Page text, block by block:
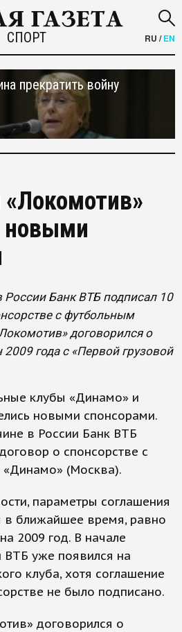
СПОРТ RU /EN
прекратить войну
новыми
России Банк ВТБ подписал 10
с футбольным
договорился о
2009 года с «Первой грузовой
клубы «Динамо» и
новыми спонсорами.
в России Банк ВТБ
о спонсорстве с
(Москва).
параметры соглашения
в ближайшее время, равно
2009 год. В начале
ВТБ уже появился на
клуба, хотя соглашение
не было подписано.
договорился о